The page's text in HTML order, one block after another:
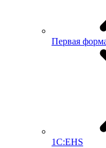
Первая
1С:EHS